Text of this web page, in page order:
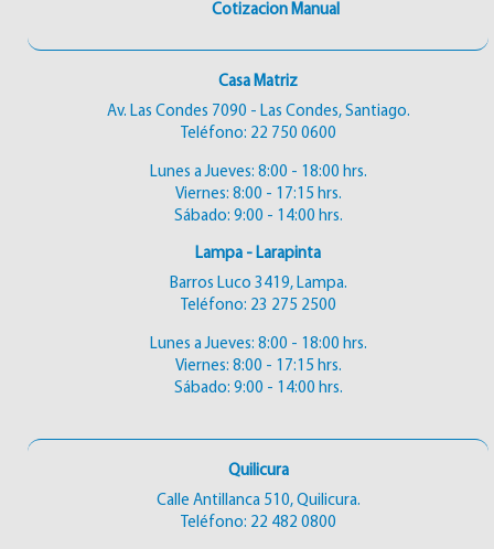
Cotizacion Manual
Casa Matriz
Av. Las Condes 7090 - Las Condes, Santiago.
Teléfono: 22 750 0600
Lunes a Jueves: 8:00 - 18:00 hrs.
Viernes: 8:00 - 17:15 hrs.
Sábado: 9:00 - 14:00 hrs.
Lampa - Larapinta
Barros Luco 3419, Lampa.
Teléfono: 23 275 2500
Lunes a Jueves: 8:00 - 18:00 hrs.
Viernes: 8:00 - 17:15 hrs.
Sábado: 9:00 - 14:00 hrs.
Quilicura
Calle Antillanca 510, Quilicura.
Teléfono: 22 482 0800